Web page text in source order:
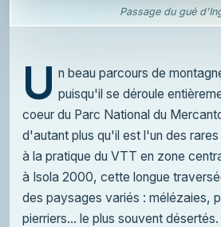
Passage du gué
U n beau parcours de
puisqu'il se déroule
coeur du Parc National du
d'autant plus qu'il est l'un des
à la pratique du VTT en zone
à Isola 2000, cette longue
des paysages variés : mélézaies,
pierriers... le plus souvent